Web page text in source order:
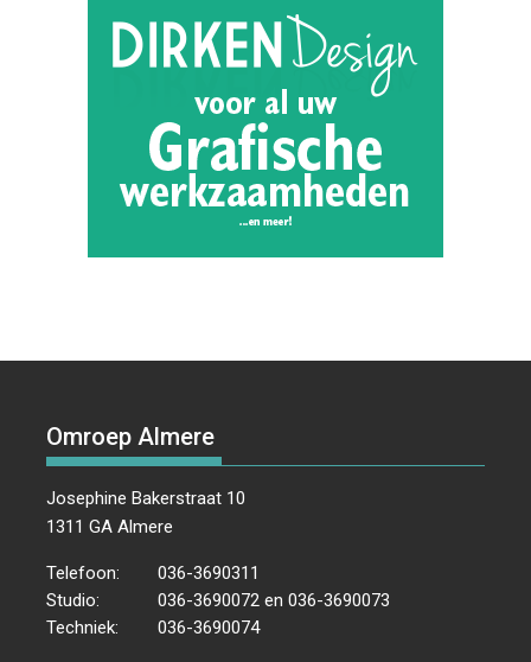
Omroep Almere
Josephine Bakerstraat 10
1311 GA Almere
Telefoon:
036-3690311
Studio:
036-3690072 en 036-3690073
Techniek:
036-3690074